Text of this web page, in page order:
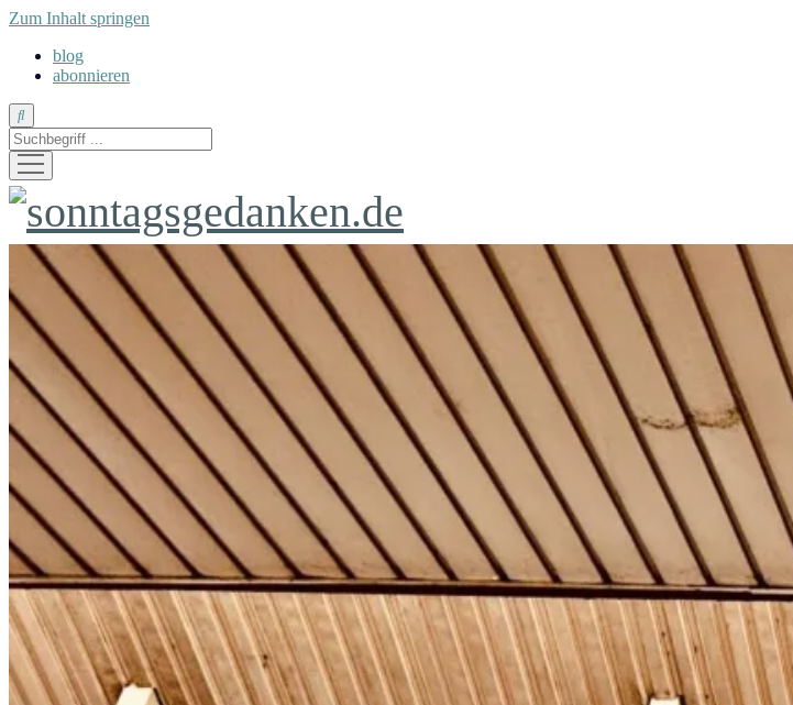
Zum Inhalt springen
blog
abonnieren
Suche
Menü
öffnen
sonntagsgedanken.de